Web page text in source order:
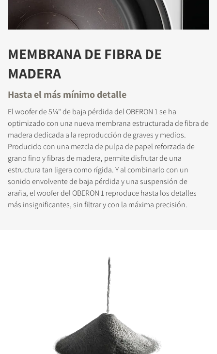
MEMBRANA DE FIBRA DE
MADERA
Hasta el más mínimo detalle
El woofer de 5¼" de baja pérdida del OBERON 1 se ha
optimizado con una nueva membrana estructurada de fibra de
madera dedicada a la reproducción de graves y medios.
Producido con una mezcla de pulpa de papel reforzada de
grano fino y fibras de madera, permite disfrutar de una
estructura tan ligera como rígida. Y al combinarlo con un
sonido envolvente de baja pérdida y una suspensión de
araña, el woofer del OBERON 1 reproduce hasta los detalles
más insignificantes, sin filtrar y con la máxima precisión.